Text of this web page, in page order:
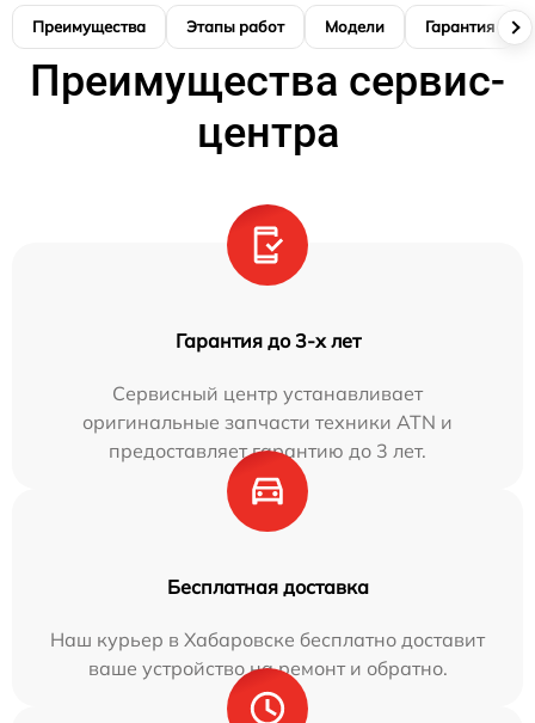
Преимущества Этапы работ Модели Гарантия
Преимущества сервис-
центра
Гарантия до 3-х лет
Сервисный центр устанавливает
оригинальные запчасти техники ATN и
предоставляет гарантию до 3 лет.
Бесплатная доставка
Наш курьер в Хабаровске бесплатно доставит
ваше устройство на ремонт и обратно.